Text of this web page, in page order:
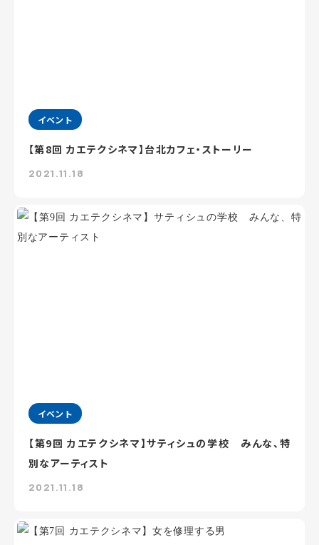
イベント
【第8回 カエテクシネマ】台北カフェ・ストーリー
2021.11.18
イベント
【第9回 カエテクシネマ】サティシュの学校 みんな、特
別なアーティスト
2021.11.18